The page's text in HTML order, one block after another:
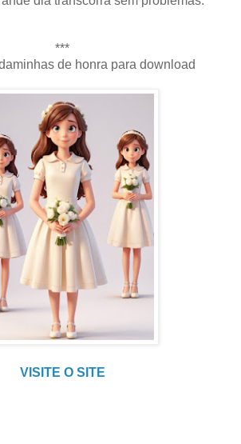
***
de honra para download
VISITE O SITE